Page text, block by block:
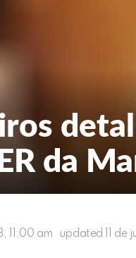
da
11:00 am updated 11 de